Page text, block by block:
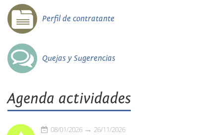
Perfil de contratante
Quejas y Sugerencias
Agenda actividades
08/01/2026 26/11/2026